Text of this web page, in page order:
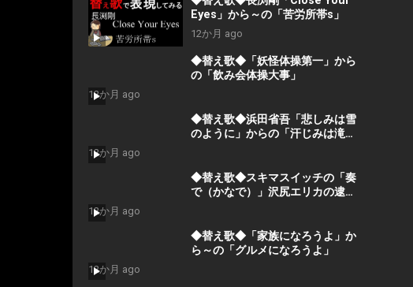
Eyes」から～の「苦労所帯s」
12か月 ago
◆替え歌◆「妖怪体操第一」から
の「飲み会体操大事」
12か月 ago
◆替え歌◆浜田省吾「悲しみは雪
のように」からの「汗じみは滝の
12か月 ago
◆替え歌◆スキマスイッチの「奏
で（かなで）」沢尻エリカの逮捕
12か月 ago
◆替え歌◆「家族になろうよ」か
ら～の「グルメになろうよ」
12か月 ago